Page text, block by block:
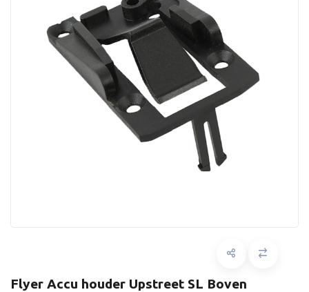
Flyer Accu houder Upstreet SL Boven